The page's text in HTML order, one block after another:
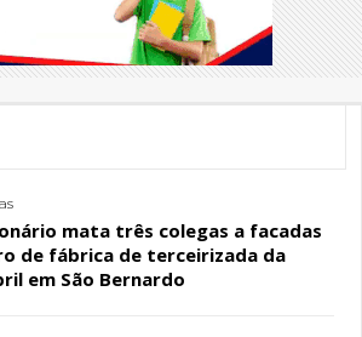
mata três colegas a facadas
de fábrica de terceirizada da
em São Bernardo